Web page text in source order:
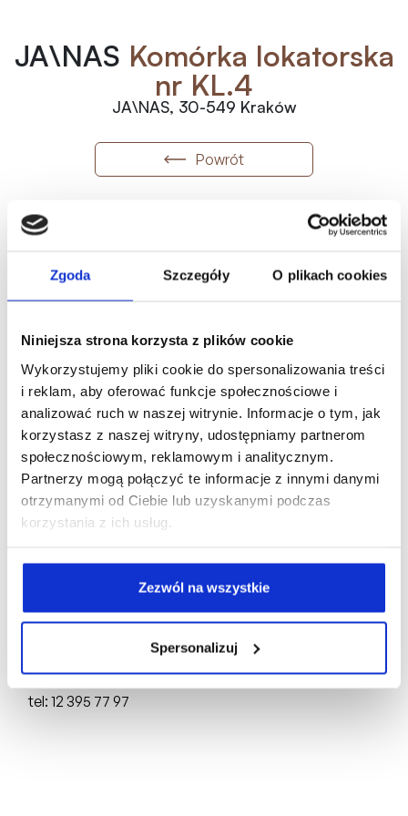
Zgoda Szczegóły O plikach cookies
Niniejsza strona korzysta z plików cookie
Wykorzystujemy pliki cookie do spersonalizowania treści
i reklam, aby oferować funkcje społecznościowe i
analizować ruch w naszej witrynie. Informacje o tym, jak
korzystasz z naszej witryny, udostępniamy partnerom
społecznościowym, reklamowym i analitycznym.
Partnerzy mogą połączyć te informacje z innymi danymi
otrzymanymi od Ciebie lub uzyskanymi podczas
korzystania z ich usług.
Zezwól na wszystkie
Spersonalizuj
JA\NAS Komórka lokatorska
nr KL.4
JA\NAS, 30-549 Kraków
Powrót
Metraż
6.61m Wolne 15 000zł/m2
99 150.00
Oferta indywidualna
Karta mieszkania
Biuro Sprzedaży:
ul. Mogilska 43, 31-545 Kraków
Deweloper:
FRACTHON KĄCIK Sp. z o.o.
NIP: 6751750696, REGON: 388844651,
KRS: 0000898691
tel: 12 395 77 97